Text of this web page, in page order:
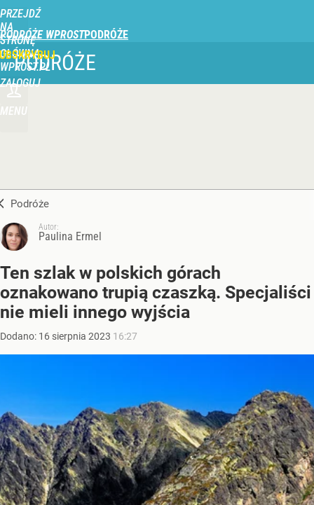
PRZEJDŹ
NA
STRONĘ
GŁÓWNĄ
WPROST.PL
PODRÓŻE WPROST
ZALOGUJ
MENU
PODRÓŻE
Podróże
Autor:
Paulina Ermel
Ten szlak w polskich górach
oznakowano trupią czaszką. Specjaliści
nie mieli innego wyjścia
Dodano: 16 sierpnia 2023 16:27